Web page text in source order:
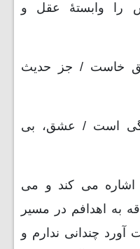
را وابستۀ عقل و
خاست / جز حدیث
است / عشق، بی
اشاره می کند و می
به اهدافم در مسیر
چندانی ندارم و